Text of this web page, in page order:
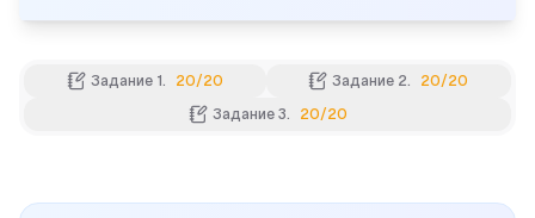
Задание 1. 20/20 Задание 2. 20/20
Задание 3.
20/20